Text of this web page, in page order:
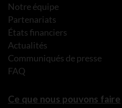
Notre équipe
Partenariats
États financiers
Actualités
Communiqués de presse
FAQ
Ce que nous pouvons faire